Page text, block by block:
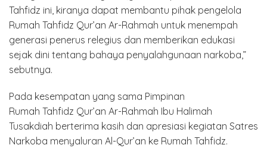
Tahfidz ini, kiranya dapat membantu pihak pengelola
Rumah Tahfidz Qur’an Ar-Rahmah untuk menempah
generasi penerus relegius dan memberikan edukasi
sejak dini tentang bahaya penyalahgunaan narkoba,”
sebutnya.
Pada kesempatan yang sama Pimpinan
Rumah Tahfidz Qur’an Ar-Rahmah Ibu Halimah
Tusakdiah berterima kasih dan apresiasi kegiatan Satres
Narkoba menyaluran Al-Qur’an ke Rumah Tahfidz.